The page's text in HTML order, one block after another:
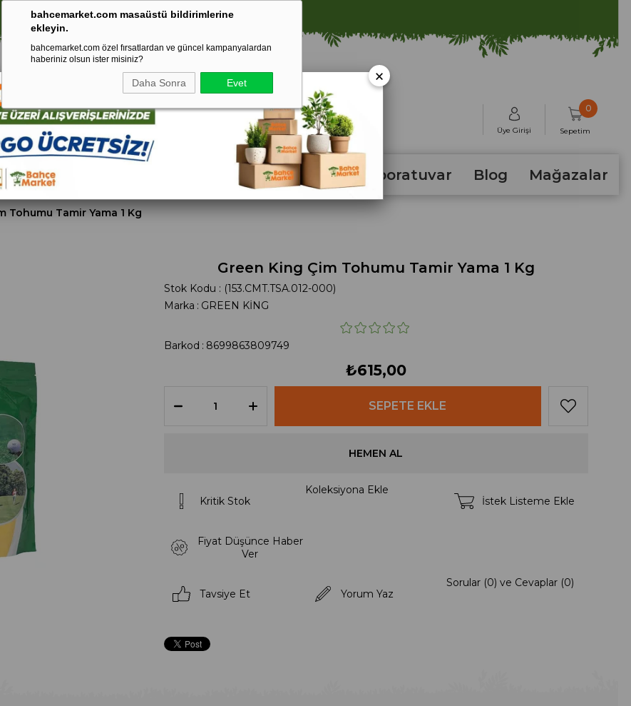
bahcemarket.com masaüstü bildirimlerine
ekleyin.
bahcemarket.com özel fırsatlardan ve güncel kampanyalardan
haberiniz olsun ister misiniz?
Daha Sonra Evet
⚠️ SATIŞLARIMIZ YALNIZCA İSTANBUL İLİ İLE SINIRLIDIR.
Üye Girişi Sepetim
0
Tohum Laboratuvar Blog Mağazalar
Tohumu Tamir Yama 1 Kg
Green King Çim Tohumu Tamir Yama 1 Kg
Stok Kodu
(153.CMT.TSA.012-000)
Marka : GREEN KİNG
Barkod : 8699863809749
₺615,00
Kritik Stok
Koleksiyona Ekle
İstek Listeme Ekle
Fiyat Düşünce Haber
Ver
Tavsiye Et Yorum Yaz
Sorular (0) ve Cevaplar (0)
×